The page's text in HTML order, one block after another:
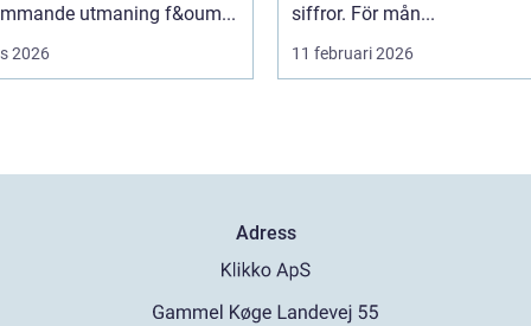
utmaning f&oum...
2026
siffror. För mån...
11 februari 2026
Adress